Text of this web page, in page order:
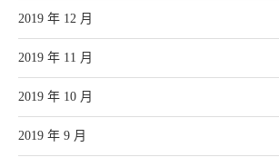
2019 年 12 月
2019 年 11 月
2019 年 10 月
2019 年 9 月